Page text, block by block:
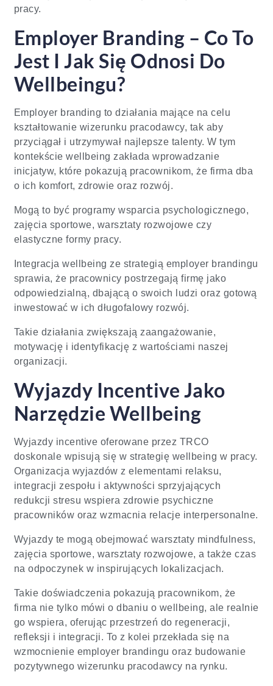
pracy.
Employer Branding – Co To
Jest I Jak Się Odnosi Do
Wellbeingu?
Employer branding to działania mające na celu
kształtowanie wizerunku pracodawcy, tak aby
przyciągał i utrzymywał najlepsze talenty. W tym
kontekście wellbeing zakłada wprowadzanie
inicjatyw, które pokazują pracownikom, że firma dba
o ich komfort, zdrowie oraz rozwój.
Mogą to być programy wsparcia psychologicznego,
zajęcia sportowe, warsztaty rozwojowe czy
elastyczne formy pracy.
Integracja wellbeing ze strategią employer brandingu
sprawia, że pracownicy postrzegają firmę jako
odpowiedzialną, dbającą o swoich ludzi oraz gotową
inwestować w ich długofalowy rozwój.
Takie działania zwiększają zaangażowanie,
motywację i identyfikację z wartościami naszej
organizacji.
Wyjazdy Incentive Jako
Narzędzie Wellbeing
Wyjazdy incentive oferowane przez TRCO
doskonale wpisują się w strategię wellbeing w pracy.
Organizacja wyjazdów z elementami relaksu,
integracji zespołu i aktywności sprzyjających
redukcji stresu wspiera zdrowie psychiczne
pracowników oraz wzmacnia relacje interpersonalne.
Wyjazdy te mogą obejmować warsztaty mindfulness,
zajęcia sportowe, warsztaty rozwojowe, a także czas
na odpoczynek w inspirujących lokalizacjach.
Takie doświadczenia pokazują pracownikom, że
firma nie tylko mówi o dbaniu o wellbeing, ale realnie
go wspiera, oferując przestrzeń do regeneracji,
refleksji i integracji. To z kolei przekłada się na
wzmocnienie employer brandingu oraz budowanie
pozytywnego wizerunku pracodawcy na rynku.